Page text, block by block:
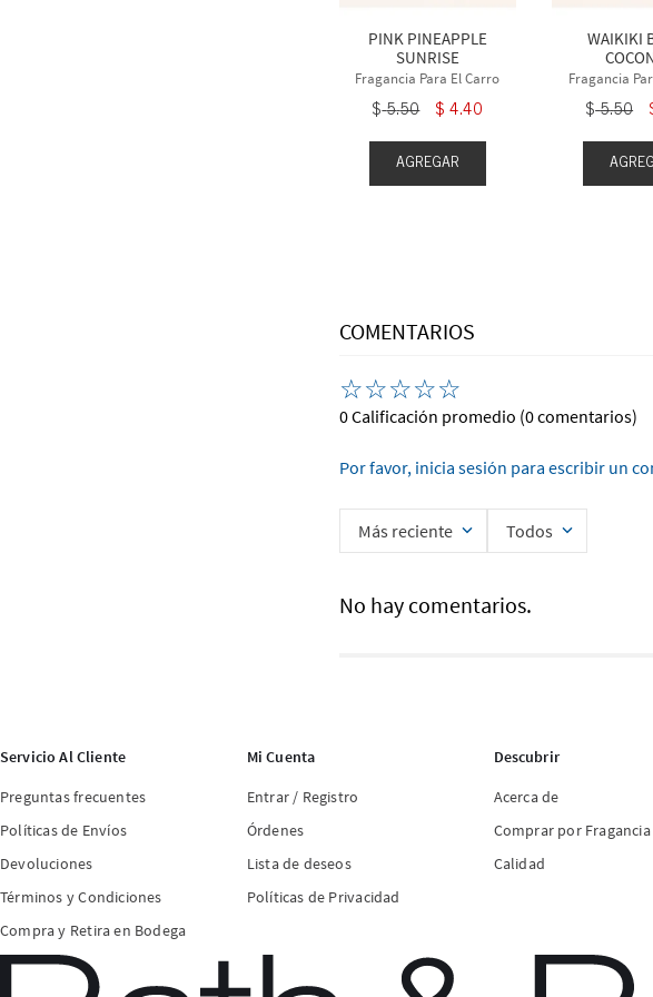
PINK PINEAPPLE
SUNRISE
Fragancia Para El Carro
$ 5.50 $ 4.40
AGREGAR
WAIKIKI
Fragancia
$ 5.50
COMENTARIOS
☆☆☆☆☆
0 Calificación promedio (0 comentarios)
Por favor, inicia sesión para escribir un
Más reciente Todos
No hay comentarios.
Servicio Al Cliente
Preguntas frecuentes
Políticas de Envíos
Devoluciones
Términos y Condiciones
Compra y Retira en Bodega
Mi Cuenta
Entrar / Registro
Órdenes
Lista de deseos
Políticas de Privacidad
Descubrir
Acerca de
Comprar por Fragancia
Calidad